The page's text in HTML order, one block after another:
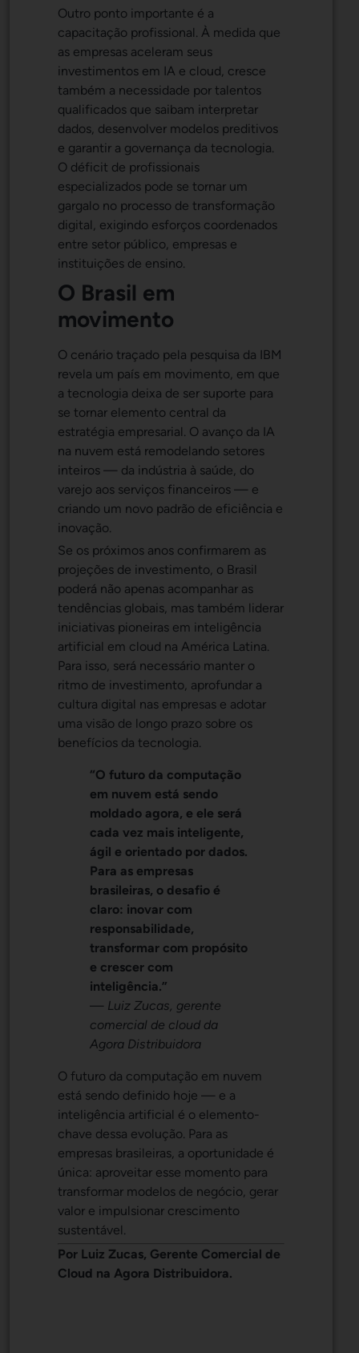
Outro ponto importante é a
capacitação profissional. À medida que
as empresas aceleram seus
investimentos em IA e cloud, cresce
também a necessidade por talentos
qualificados que saibam interpretar
dados, desenvolver modelos preditivos
e garantir a governança da tecnologia.
O déficit de profissionais
especializados pode se tornar um
gargalo no processo de transformação
digital, exigindo esforços coordenados
entre setor público, empresas e
instituições de ensino.
O Brasil em
movimento
O cenário traçado pela pesquisa da IBM
revela um país em movimento, em que
a tecnologia deixa de ser suporte para
se tornar elemento central da
estratégia empresarial. O avanço da IA
na nuvem está remodelando setores
inteiros — da indústria à saúde, do
varejo aos serviços financeiros — e
criando um novo padrão de eficiência e
inovação.
Se os próximos anos confirmarem as
projeções de investimento, o Brasil
poderá não apenas acompanhar as
tendências globais, mas também liderar
iniciativas pioneiras em inteligência
artificial em cloud na América Latina.
Para isso, será necessário manter o
ritmo de investimento, aprofundar a
cultura digital nas empresas e adotar
uma visão de longo prazo sobre os
benefícios da tecnologia.
“O futuro da computação
em nuvem está sendo
moldado agora, e ele será
cada vez mais inteligente,
ágil e orientado por dados.
Para as empresas
brasileiras, o desafio é
claro: inovar com
responsabilidade,
transformar com propósito
e crescer com
inteligência.”
— Luiz Zucas, gerente
comercial de cloud da
Agora Distribuidora
O futuro da computação em nuvem
está sendo definido hoje — e a
inteligência artificial é o elemento-
chave dessa evolução. Para as
empresas brasileiras, a oportunidade é
única: aproveitar esse momento para
transformar modelos de negócio, gerar
valor e impulsionar crescimento
sustentável.
Por Luiz Zucas, Gerente Comercial de
Cloud na Agora Distribuidora.